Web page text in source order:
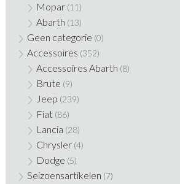
Mopar (11)
Abarth (13)
Geen categorie (0)
Accessoires (352)
Accessoires Abarth (8)
Brute (9)
Jeep (239)
Fiat (86)
Lancia (28)
Chrysler (4)
Dodge (5)
Seizoensartikelen (7)